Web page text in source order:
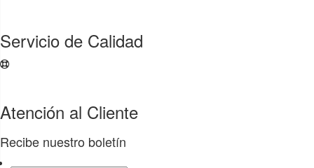
Servicio de Calidad
Atención al Cliente
Recibe nuestro boletín